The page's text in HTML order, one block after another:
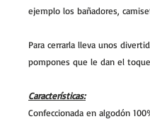
ejemplo los bañadores,
Para cerrarla lleva unos
pompones que le dan el
Características:
Confeccionada en algodón